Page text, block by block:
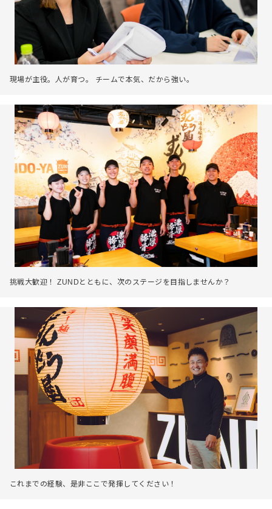
現場が主役。人が育つ。 チームで本気、だから強い。
挑戦大歓迎！ ZUNDとともに、次のステージを目指しませんか？
これまでの経験、是非ここで発揮してください！